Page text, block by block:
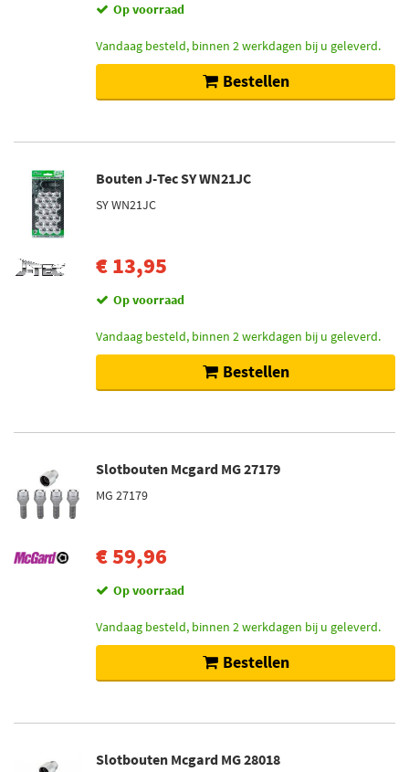
Op voorraad
Vandaag besteld, binnen 2 werkdagen bij u geleverd.
Bestellen
Bouten J-Tec SY WN21JC
SY WN21JC
€ 13,95
Op voorraad
Vandaag besteld, binnen 2 werkdagen bij u geleverd.
Bestellen
Slotbouten Mcgard MG 27179
MG 27179
€ 59,96
Op voorraad
Vandaag besteld, binnen 2 werkdagen bij u geleverd.
Bestellen
Slotbouten Mcgard MG 28018